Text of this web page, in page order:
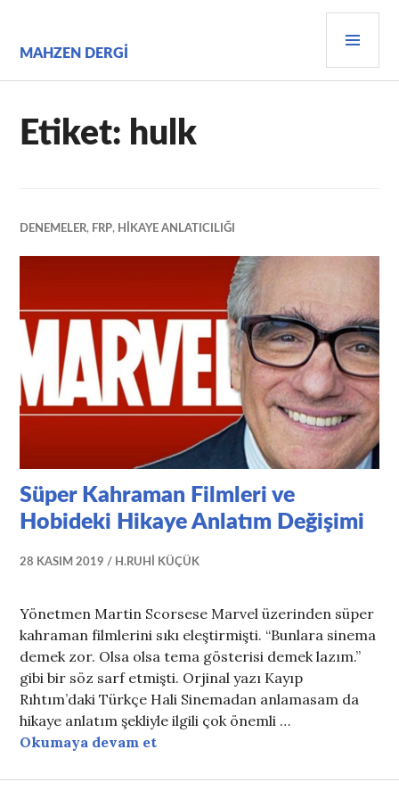
MAHZEN DERGI
Etiket: hulk
DENEMELER, FRP, HIKAYE ANLATICILIĞI
Süper Kahraman Filmleri ve
Hobideki Hikaye Anlatım Değişimi
28 KASIM 2019 H.RUHI KÜÇÜK
Yönetmen Martin Scorsese Marvel üzerinden süper
kahraman filmlerini sıkı eleştirmişti. “Bunlara sinema
demek zor. Olsa olsa tema gösterisi demek lazım.”
gibi bir söz sarf etmişti. Orjinal yazı Kayıp
Rıhtım’daki Türkçe Hali Sinemadan anlamasam da
hikaye anlatım şekliyle ilgili çok önemli …
Okumaya devam etSüper Kahraman Filmleri ve